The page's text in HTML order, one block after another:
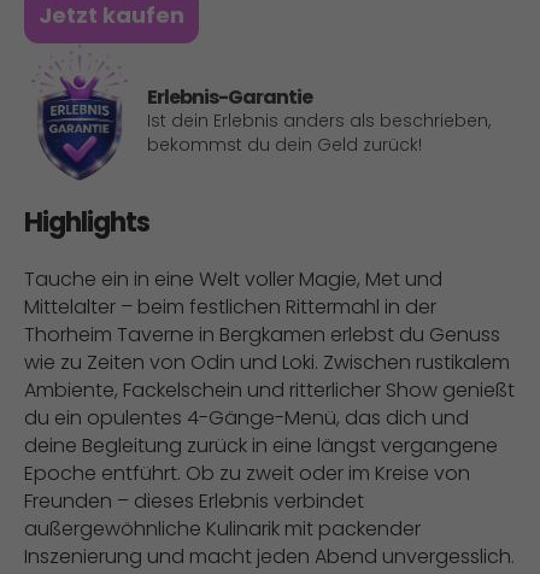
Jetzt kaufen
Erlebnis-Garantie
Ist dein Erlebnis anders als beschrieben,
bekommst du dein Geld zurück!
Highlights
Tauche ein in eine Welt voller Magie, Met und
Mittelalter – beim festlichen Rittermahl in der
Thorheim Taverne in Bergkamen erlebst du Genuss
wie zu Zeiten von Odin und Loki. Zwischen rustikalem
Ambiente, Fackelschein und ritterlicher Show genießt
du ein opulentes 4-Gänge-Menü, das dich und
deine Begleitung zurück in eine längst vergangene
Epoche entführt. Ob zu zweit oder im Kreise von
Freunden – dieses Erlebnis verbindet
außergewöhnliche Kulinarik mit packender
Inszenierung und macht jeden Abend unvergesslich.